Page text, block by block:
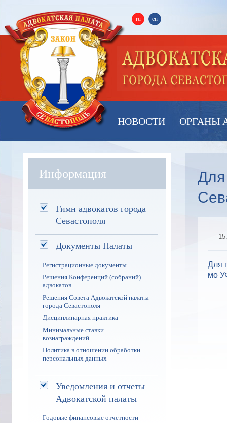
ru en
НОВОСТИ ОРГАНЫ
Информация
Гимн адвокатов города
Севастополя
Документы Палаты
Регистрационные документы
Решения Конференций (собраний)
адвокатов
Решения Совета Адвокатской палаты
города Севастополя
Дисциплинарная практика
Минимальные ставки
вознаграждений
Политика в отношении обработки
персональных данных
Уведомления и отчеты
Адвокатской палаты
Годовые финансовые отчетности